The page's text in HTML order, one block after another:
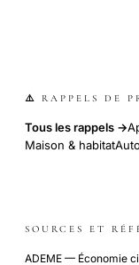
⚠️ RAPPELS DE
Tous les rappels →
Maison & habitat
SOURCES ET
ADEME — Économie